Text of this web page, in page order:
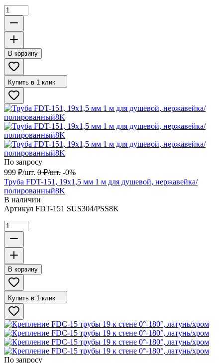
В корзину
Купить в 1 клик
По запросу
999 ₽/шт. 0 ₽/шт. -0%
Труба FDT-151, 19х1,5 мм 1 м для душевой, нержавейка/
полированный8K
В наличии
Артикул FDT-151 SUS304/PSS8K
В корзину
Купить в 1 клик
По запросу